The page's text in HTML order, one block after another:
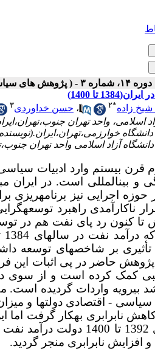
دوره ۱۴، شماره ۳ - ( پژوهش های سیاسی جهان اسلام شماره پاییز ۱۴۰۳ )
تا 1400)
زاده*۲ ، حسن خداوردی۳
قرن بیستم وارد ادبیات
و بین­المللی است. در
ناکارآمدی راهبرد
100 سال پیش تا کنون رد پای
تأثیری بر شاخص­های
کمک کرده است و از سوی
بی­رویه واردات گردیده است.
سیاسی - اقتصادی دولت­ها و
نابرابری به­کار گرفت اما
تورم گردید اما در
افزایش نابرابری منجر گردید.